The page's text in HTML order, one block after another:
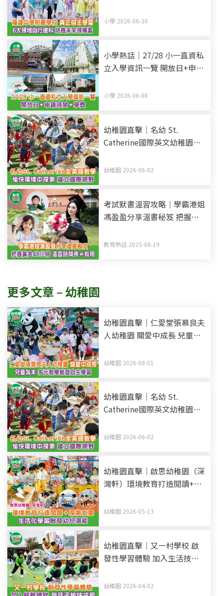
小學 2026-06-30
小學熱話｜27/28 小一直資私
立入學資訊一覽 開放日+申請
小學 2026-06-08
幼稚園直擊｜名幼 St.
Catherine國際英文幼稚園暨
中探索 建立國際視野
幼稚園 2026-06-02
考試默書溫習攻略｜學霸港姐
馮盈盈分享溫書秘笈 把握黃
不等於有用
教育熱話 2025-06-19
更多文章 – 幼稚園
幼稚園直擊｜仁愛堂張慕良夫
人幼稚園 關愛中成長 兒童為
幼稚園 2026-08-01
幼稚園直擊｜名幼 St.
Catherine國際英文幼稚園暨
中探索 建立國際視野
幼稚園 2026-06-02
幼稚園直擊｜啟思幼稚園（深
灣軒）環境教育打造閱讀+探
潛能
幼稚園 2026-05-13
幼稚園直擊｜又一村學校 啟
發性學習體驗 加入生活技能
幼稚園 2026-04-02